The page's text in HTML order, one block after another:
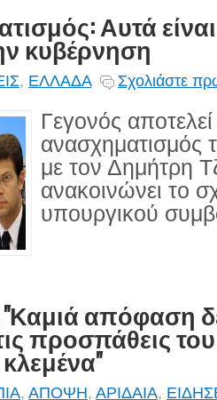
Αυτά
κυβέρνηση
, ΕΛΛΑΔΑ Σχολιάστε
Γεγονός αποτελεί
ανασχηματισμός
με τον Δημήτρη
ανακοινώνει το
υπουργικού
απόφαση
προσπάθεις
, ΑΠΟΨΗ, ΑΡΙΔΑΙΑ,